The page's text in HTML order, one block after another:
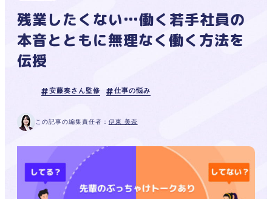
残業したくない…働く若手社員の
本音とともに無理なく働く方法を
伝授
安藤奏さん監修 仕事の悩み
この記事の編集責任者： 伊東 美奈